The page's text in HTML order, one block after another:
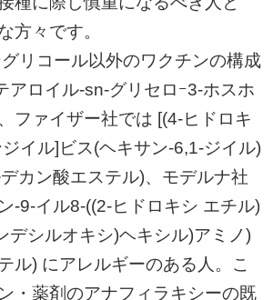
方々です。
リコール以外のワクチンの構成
アロイル-sn-グリセロｰ3-ホスホ
ファイザー社では [(4-ヒドロキ
イル]ビス(ヘキサン-6,1-ジイル)
カン酸エステル)、モデルナ社
-9-イル8-((2-ヒドロキシ エチル)
デシルオキシ)ヘキシル)アミノ)
ル) にアレルギーのある人。こ
・薬剤のアナフィラキシーの既